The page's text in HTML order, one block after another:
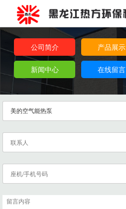
公司简介 产品展示
新闻中心 在线留言